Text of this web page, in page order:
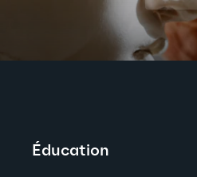
Éducation